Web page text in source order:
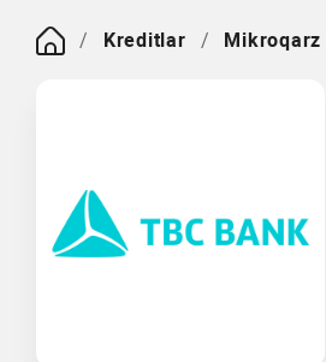
Kreditlar Mikroqarz